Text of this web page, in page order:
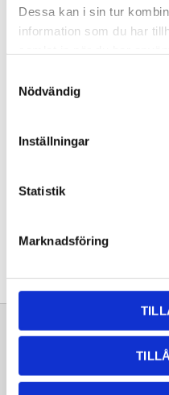
Dessa kan i sin tur
information som du har
Nödvändig
Inställningar
Statistik
Marknadsföring
Antal
Artikelnr
Sortiment